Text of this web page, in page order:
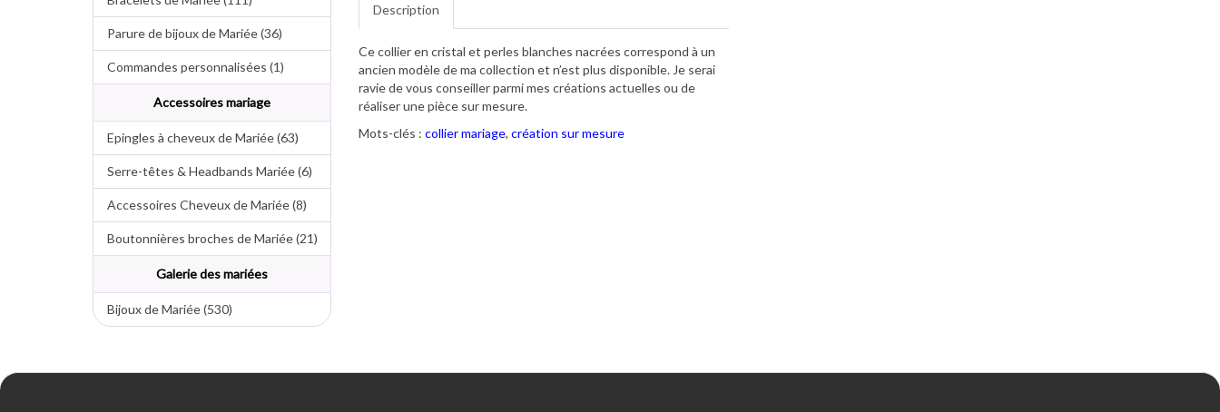
Parure de bijoux de Mariée (36)
Commandes personnalisées (1)
Accessoires mariage
Epingles à cheveux de Mariée (63)
Serre-têtes & Headbands Mariée (6)
Accessoires Cheveux de Mariée (8)
Boutonnières broches de Mariée (21)
Galerie des mariées
Bijoux de Mariée (530)
Description
Ce collier en cristal et perles blanches nacrées correspond à un
ancien modèle de ma collection et n’est plus disponible. Je serai
ravie de vous conseiller parmi mes créations actuelles ou de
réaliser une pièce sur mesure.
Mots-clés : collier mariage, création sur mesure